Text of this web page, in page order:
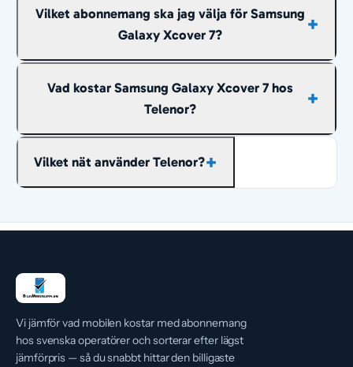
hela avbetalningstiden, med 10 GB och fria samtal
och sms inom Sverige.
Vilket abonnemang ska jag välja för Samsung
Galaxy Xcover 7?
abonnemangen ovan, så det du behöver
bestämma är hur mycket surf du vill ha. Väljer du
för lite går det oftast att uppgradera hos Telenor
Vad kostar Samsung Galaxy Xcover 7 hos
Telenor?
beroende på surfmängd, räknat över hela
avbetalningstiden.
Vilket nät använder Telenor?
Vi jämför vad mobilen kostar med abonnemang
hos svenska operatörer och sorterar efter lägst
jämförpris — så du snabbt hittar den billigaste